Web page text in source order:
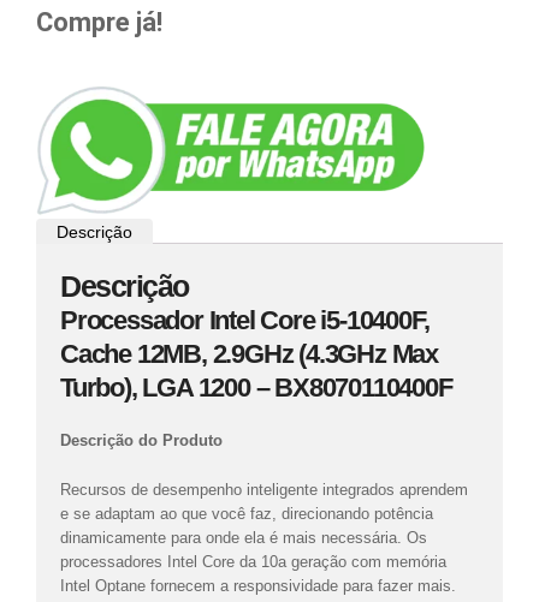
Compre já!
Descrição
Descrição
Processador Intel Core i5-10400F,
Cache 12MB, 2.9GHz (4.3GHz Max
Turbo), LGA 1200 – BX8070110400F
Descrição do Produto
Recursos de desempenho inteligente integrados aprendem
e se adaptam ao que você faz, direcionando potência
dinamicamente para onde ela é mais necessária. Os
processadores Intel Core da 10a geração com memória
Intel Optane fornecem a responsividade para fazer mais.